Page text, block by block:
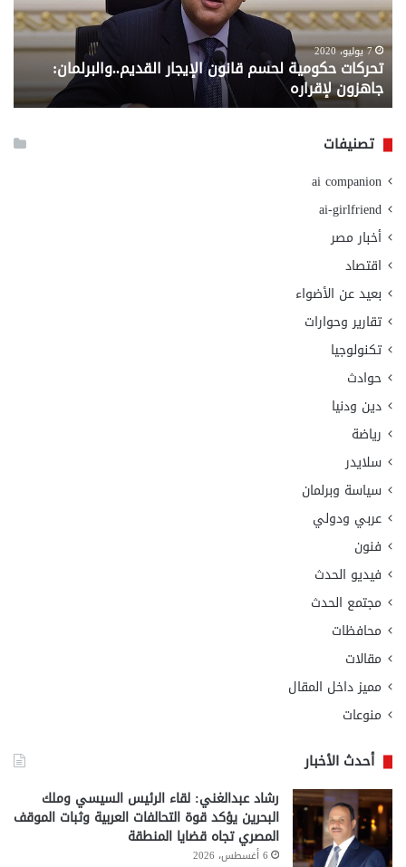
القديم..والبرلمان:
جاهزون
لإقراره
7 يوليو، 2020
تحركات حكومية لحسم قانون الإيجار القديم..والبرلمان:
جاهزون لإقراره
من
تصنيفات
ai companion
ai-girlfriend
أخبار مصر
اقتصاد
بعيد عن الأضواء
تقارير وحوارات
تكنولوجيا
حوادث
دين ودنيا
رياضة
سلايدر
سياسة وبرلمان
عربي ودولي
فنون
فيديو الحدث
مجتمع الحدث
محافظات
مقالات
مميز داخل المقال
منوعات
أحدث الأخبار
رشاد عبدالغني: لقاء الرئيس السيسي وملك
البحرين يؤكد قوة التحالفات العربية وثبات الموقف
المصري تجاه قضايا المنطقة
6 أغسطس، 2026